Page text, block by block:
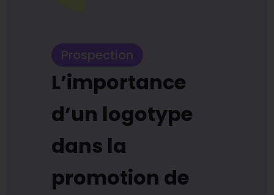
Prospection
L’importance
d’un logotype
dans la
promotion de